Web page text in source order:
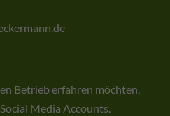
Betrieb erfahren möchten,
Media Accounts.